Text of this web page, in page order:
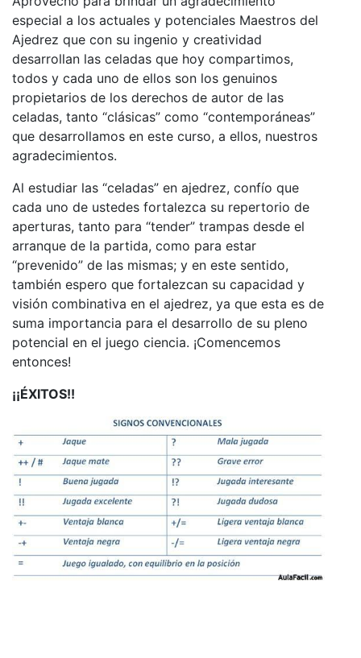
especial a los actuales y potenciales Maestros del
Ajedrez que con su ingenio y creatividad
desarrollan las celadas que hoy compartimos,
todos y cada uno de ellos son los genuinos
propietarios de los derechos de autor de las
celadas, tanto “clásicas” como “contemporáneas”
que desarrollamos en este curso, a ellos, nuestros
agradecimientos.
Al estudiar las “celadas” en ajedrez, confío que
cada uno de ustedes fortalezca su repertorio de
aperturas, tanto para “tender” trampas desde el
arranque de la partida, como para estar
“prevenido” de las mismas; y en este sentido,
también espero que fortalezcan su capacidad y
visión combinativa en el ajedrez, ya que esta es de
suma importancia para el desarrollo de su pleno
potencial en el juego ciencia. ¡Comencemos
entonces!
¡¡ÉXITOS!!